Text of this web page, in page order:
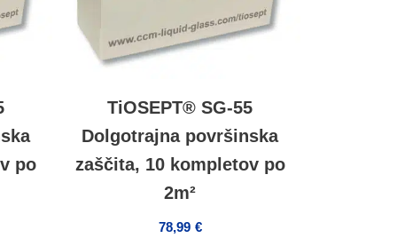
po
TiOSEPT® SG-55
Dolgotrajna površinska
zaščita, 10 kompletov po
2m²
78,99 €